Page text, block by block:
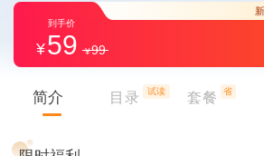
59 99
简介 目录 试读 套餐 省